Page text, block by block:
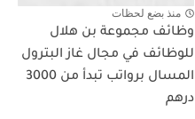
منذ بضع لحظات
وظائف مجموعة بن هلال
للوظائف في مجال غاز البترول
المسال برواتب تبدأ من 3000
درهم